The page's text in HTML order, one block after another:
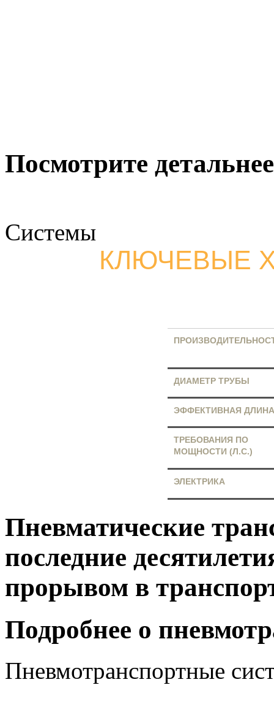
Посмотрите детальнее
Системы
КЛЮЧЕВЫЕ
ДИАМЕТР ТРУБЫ
ЭФФЕКТИВНАЯ ДЛИНА
ТРЕБОВАНИЯ ПО
МОЩНОСТИ (Л.С.)
ЭЛЕКТРИКА
Пневматические
последние
прорывом в
Подробнее о
Пневмотранспортные